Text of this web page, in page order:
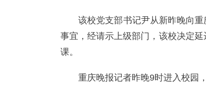
该校党支部书记尹从新昨晚向
事宜，经请示上级部门，该校决定
课。
重庆晚报记者昨晚9时进入校园